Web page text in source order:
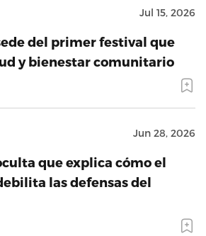
Jul 15, 2026
del primer festival que
y bienestar comunitario
Jun 28, 2026
que explica cómo el
las defensas del